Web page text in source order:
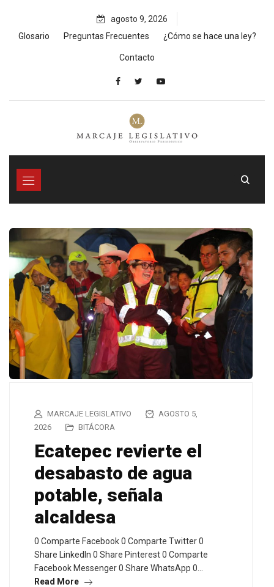
content
agosto 9, 2026
Glosario
Preguntas Frecuentes ¿Cómo se hace una ley?
Contacto
MARCAJE LEGISLATIVO
AGOSTO 5,
2026
BITÁCORA
Ecatepec revierte el
desabasto de agua
potable, señala
alcaldesa
0 Comparte Facebook 0 Comparte Twitter 0
Share LinkedIn 0 Share Pinterest 0 Comparte
Facebook Messenger 0 Share WhatsApp 0…
Read More